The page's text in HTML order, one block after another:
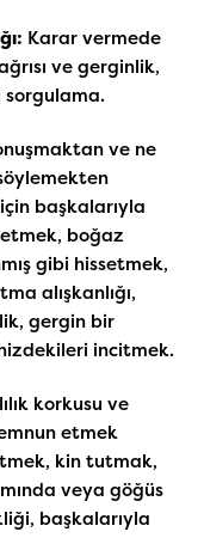
Karar vermede
ve gerginlik,
sorgulama.
ve ne
başkalarıyla
boğaz
gibi hissetmek,
alışkanlığı,
gergin bir
incitmek.
korkusu ve
etmek
kin tutmak,
veya göğüs
başkalarıyla